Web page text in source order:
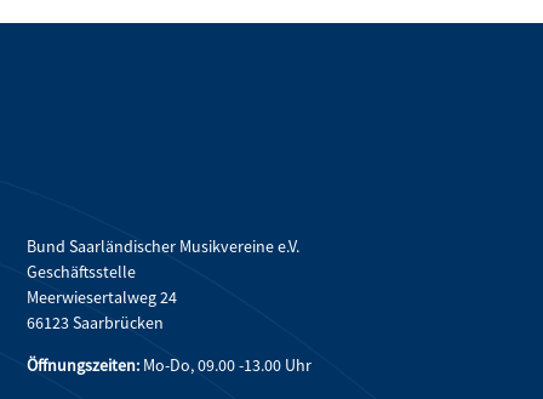
Bund Saarländischer Musikvereine e.V.
Geschäftsstelle
Meerwiesertalweg 24
66123 Saarbrücken
Öffnungszeiten: Mo-Do, 09.00 -13.00 Uhr